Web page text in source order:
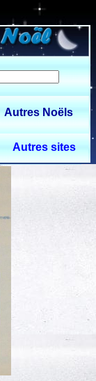
Autres Noëls
Autres sites